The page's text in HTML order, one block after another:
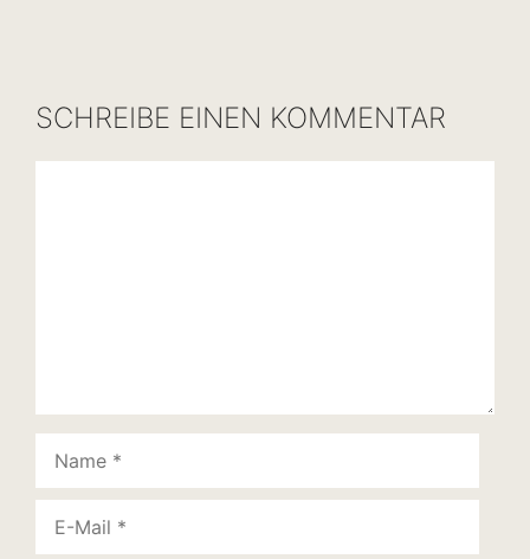
SCHREIBE EINEN KOMMENTAR
Mail